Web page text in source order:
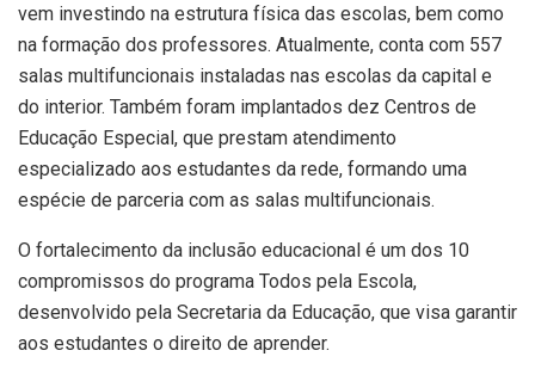
vem investindo na estrutura física das escolas, bem como
na formação dos professores. Atualmente, conta com 557
salas multifuncionais instaladas nas escolas da capital e
do interior. Também foram implantados dez Centros de
Educação Especial, que prestam atendimento
especializado aos estudantes da rede, formando uma
espécie de parceria com as salas multifuncionais.
O fortalecimento da inclusão educacional é um dos 10
compromissos do programa Todos pela Escola,
desenvolvido pela Secretaria da Educação, que visa garantir
aos estudantes o direito de aprender.